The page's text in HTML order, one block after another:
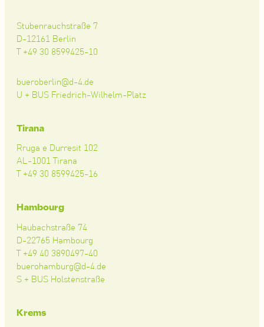
Stubenrauchstraße 7
D-12161 Berlin
T +49 30 8599425-10
bueroberlin@d-4.de
U + BUS Friedrich-Wilhelm-Platz
Tirana
Rruga e Durresit 102
AL-1001 Tirana
T +49 30 8599425-16
Hambourg
Haubachstraße 74
D-22765 Hambourg
T +49 40 3890497-40
buerohamburg@d-4.de
S + BUS Holstenstraße
Krems